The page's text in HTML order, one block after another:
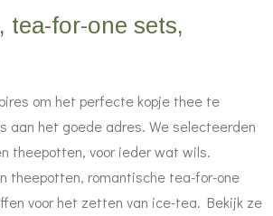
tea-for-one sets,
om het perfecte kopje thee te
aan het goede adres. We selecteerden
theepotten, voor ieder wat wils.
theepotten, romantische tea-for-one
voor het zetten van ice-tea. Bekijk ze